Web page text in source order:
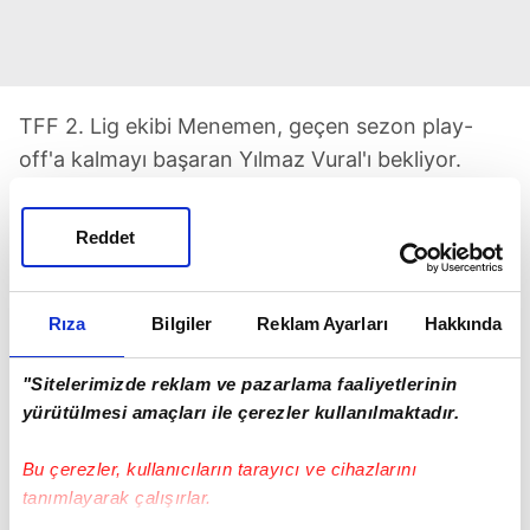
Rıza Bilgiler Reklam Ayarları Hakkında
"Sitelerimizde reklam ve pazarlama faaliyetlerinin
yürütülmesi amaçları ile çerezler kullanılmaktadır.
Bu çerezler, kullanıcıların tarayıcı ve cihazlarını
tanımlayarak çalışırlar.
Reddet
TFF 2. Lig ekibi Menemen, geçen sezon play-
off'a kalmayı başaran Yılmaz Vural'ı bekliyor.
deneyimli teknik adamın yakın zamanda kararını
vereceği öğrenildi.
TIKLAYIN